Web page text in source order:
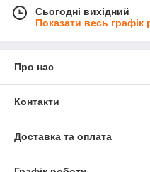
Сьогодні вихідний
Показати весь графік
Про нас
Контакти
Доставка та оплата